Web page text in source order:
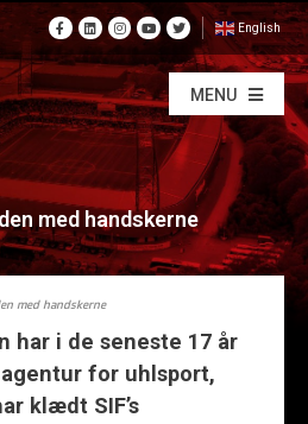
English
MENU
med handskerne
med handskerne
har i de seneste 17 år
for uhlsport,
klædt SIF’s